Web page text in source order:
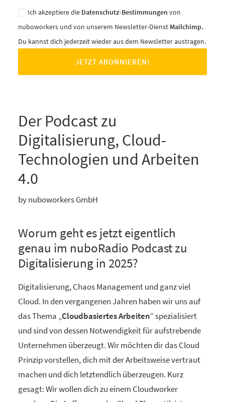
Ich akzeptiere die Datenschutz-Bestimmungen von
nuboworkers und von unserem Newsletter-Dienst Mailchimp.
Du kannst dich jederzeit wieder aus dem Newsletter austragen.
Der Podcast zu
Digitalisierung, Cloud-
Technologien und Arbeiten
4.0
by nuboworkers GmbH
Worum geht es jetzt eigentlich
genau im nuboRadio Podcast zu
Digitalisierung in 2025?
Digitalisierung, Chaos Management und ganz viel
Cloud. In den vergangenen Jahren haben wir uns auf
das Thema „Cloudbasiertes Arbeiten“ spezialisiert
und sind von dessen Notwendigkeit für aufstrebende
Unternehmen überzeugt. Wir möchten dir das Cloud
Prinzip vorstellen, dich mit der Arbeitsweise vertraut
machen und dich letztendlich überzeugen. Kurz
gesagt: Wir wollen dich zu einem Cloudworker